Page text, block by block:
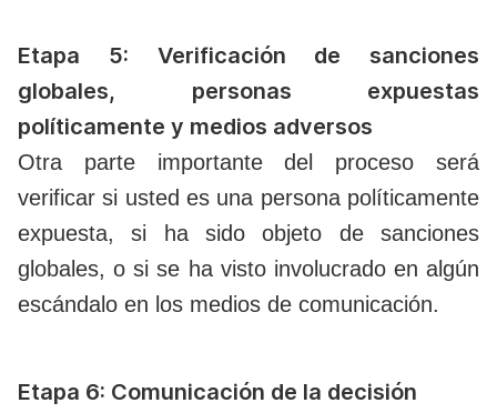
Etapa 5: Verificación de sanciones
globales, personas expuestas
políticamente y medios adversos
Otra parte importante del proceso será
verificar si usted es una persona políticamente
expuesta, si ha sido objeto de sanciones
globales, o si se ha visto involucrado en algún
escándalo en los medios de comunicación.
Etapa 6: Comunicación de la decisión